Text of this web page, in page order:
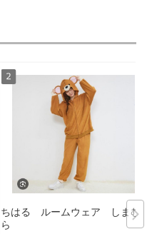
ちはる ルームウェア しまむ
ら